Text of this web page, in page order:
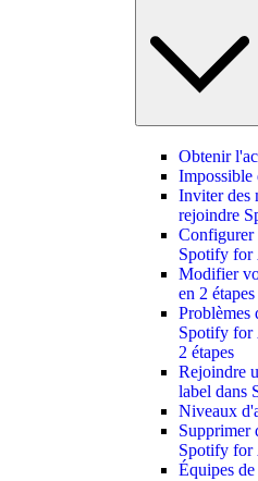
Obtenir
Impossible
Inviter des
rejoindre
Configurer
Spotify for
Modifier
en 2
Problèmes
Spotify for
2 étapes
Rejoindre
label dans
Niveaux
Supprimer
Spotify for
Équipes